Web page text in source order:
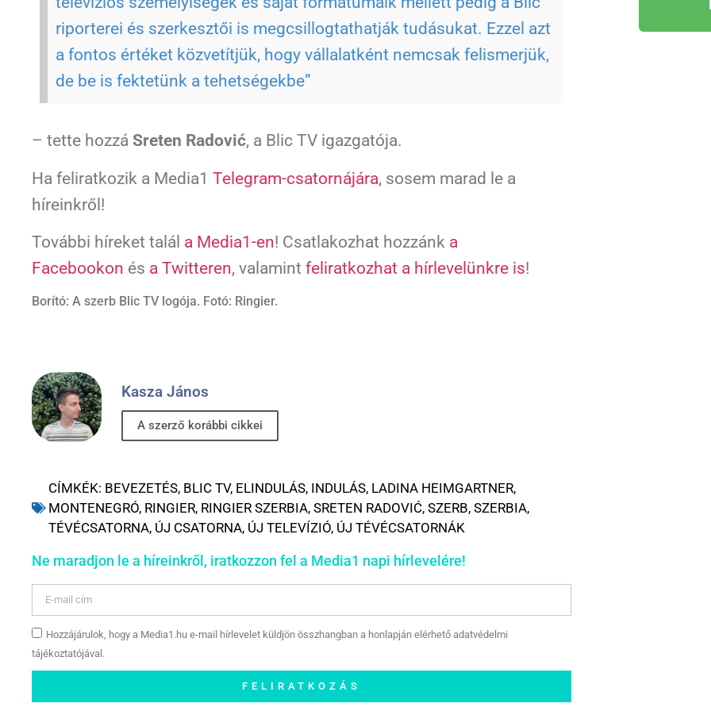
riporterei és szerkesztői is megcsillogtathatják tudásukat. Ezzel azt
a fontos értéket közvetítjük, hogy vállalatként nemcsak felismerjük,
de be is fektetünk a tehetségekbe”
– tette hozzá Sreten Radović, a Blic TV igazgatója.
Ha feliratkozik a Media1 Telegram-csatornájára, sosem marad le a
híreinkről!
További híreket talál a Media1-en! Csatlakozhat hozzánk a
Facebookon és a Twitteren, valamint feliratkozhat a hírlevelünkre is!
Borító: A szerb Blic TV logója. Fotó: Ringier.
Kasza János
A szerző korábbi cikkei
CÍMKÉK: BEVEZETÉS, BLIC TV, ELINDULÁS, INDULÁS, LADINA HEIMGARTNER,
MONTENEGRÓ, RINGIER, RINGIER SZERBIA, SRETEN RADOVIĆ, SZERB, SZERBIA,
TÉVÉCSATORNA, ÚJ CSATORNA, ÚJ TELEVÍZIÓ, ÚJ TÉVÉCSATORNÁK
Ne maradjon le a híreinkről, iratkozzon fel a Media1 napi hírlevelére!
Hozzájárulok, hogy a Media1.hu e-mail hírlevelet küldjön összhangban a honlapján elérhető adatvédelmi
tájékoztatójával.
FELIRATKOZÁS